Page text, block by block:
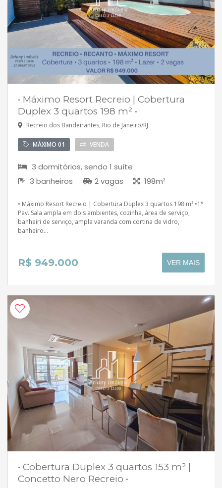
• Máximo Resort Recreio | Cobertura
Duplex 3 quartos 198 m² •
Recreio dos Bandeirantes, Rio de Janeiro/RJ
MÁXIMO 01 VENDA
3 dormitórios, sendo 1 suíte
3 banheiros
2 vagas 198m²
• Máximo Resort Recreio | Cobertura Duplex 3 quartos 198 m² •1°
Pav. Sala ampla em dois ambientes, cozinha, área de serviço,
banheiri de serviço, ampla varanda com cortina de vidro,
banheiro...
R$ 949.000 VER MAIS
• Cobertura Duplex 3 quartos 153 m² |
Concetto Nero Recreio •